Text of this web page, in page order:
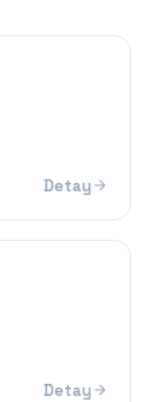
Detay
Detay